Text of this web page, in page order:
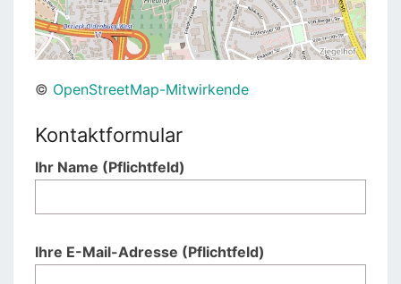
© OpenStreetMap-Mitwirkende
Kontaktformular
Ihr Name (Pflichtfeld)
Ihre E-Mail-Adresse (Pflichtfeld)